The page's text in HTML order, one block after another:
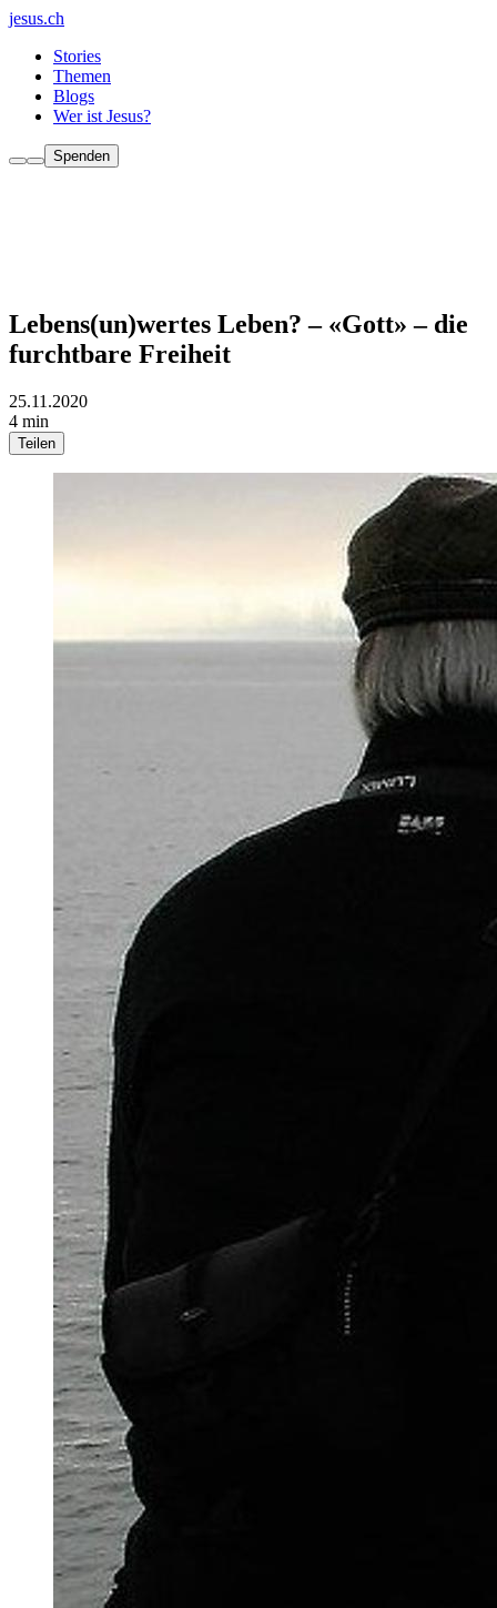
jesus.ch
Stories
Themen
Blogs
Wer ist Jesus?
Spenden
Lebens(un)wertes Leben? – «Gott» – die
furchtbare Freiheit
25.11.2020
4 min
Teilen